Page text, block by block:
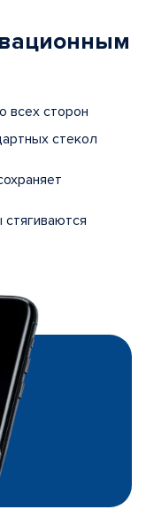
всех сторон
стекол